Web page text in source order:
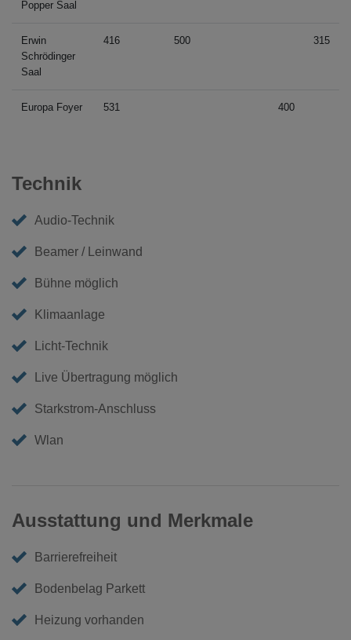
Popper Saal
Erwin
Schrödinger
Saal
416 500 315
Europa Foyer 531 400
Technik
Audio-Technik
Beamer / Leinwand
Bühne möglich
Klimaanlage
Licht-Technik
Live Übertragung möglich
Starkstrom-Anschluss
Wlan
Ausstattung und Merkmale
Barrierefreiheit
Bodenbelag Parkett
Heizung vorhanden